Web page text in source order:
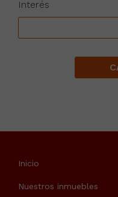
Interés
Inicio
Nuestros inmuebles